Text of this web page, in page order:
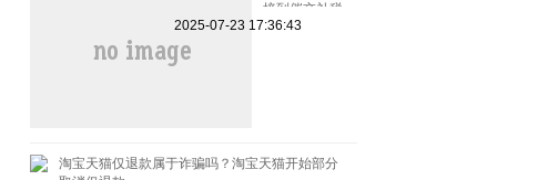
接到催交补税
特别行动的电
2025-07-23 17:36:43
淘宝天猫仅退款属于诈骗吗？淘宝天猫开始部分